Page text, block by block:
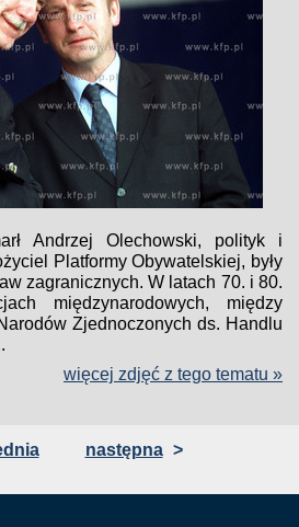
Andrzej Olechowski, polityk i
Platformy Obywatelskiej, były
zagranicznych. W latach 70. i 80.
międzynarodowych, między
Zjednoczonych ds. Handlu
więcej zdjęć z tego tematu »
następna >